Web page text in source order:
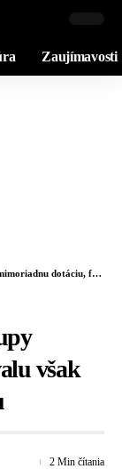
Zaujímavosti
však stále chýba tretina rozpočtu
však
2 Min čítania